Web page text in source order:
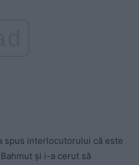
spus interlocutorului că este
și i-a cerut să